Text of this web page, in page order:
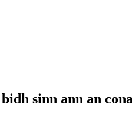
sinn ann an